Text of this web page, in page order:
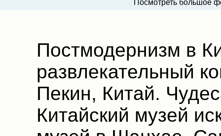
Посмотреть большое
Постмодернизм в
развлекательный
Пекин, Китай.
Китайский музей